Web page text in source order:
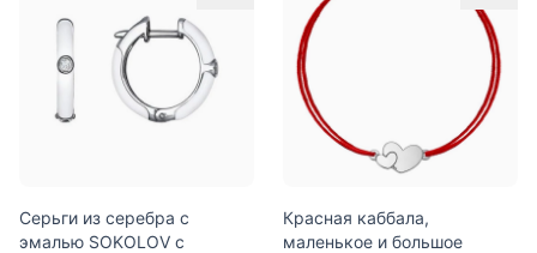
Серьги из серебра с
эмалью SOKOLOV с
Красная каббала,
маленькое и большое